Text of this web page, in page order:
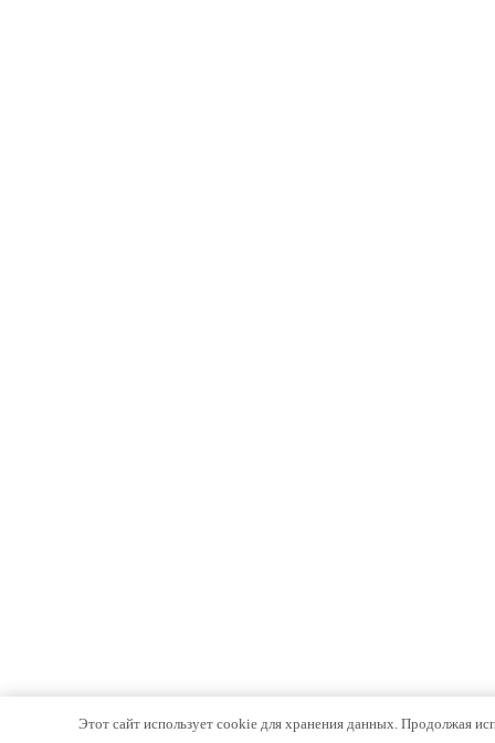
Этот сайт использует cookie для хранения данных. Продолжая